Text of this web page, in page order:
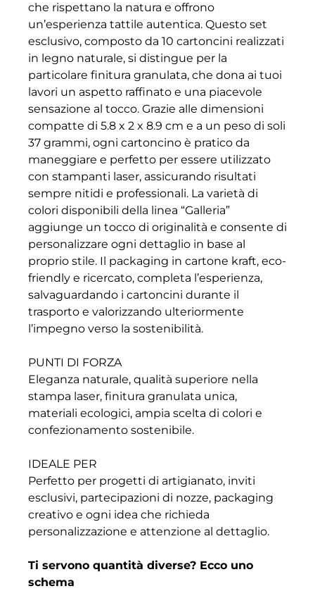
che rispettano la natura e offrono
un’esperienza tattile autentica. Questo set
esclusivo, composto da 10 cartoncini realizzati
in legno naturale, si distingue per la
particolare finitura granulata, che dona ai tuoi
lavori un aspetto raffinato e una piacevole
sensazione al tocco. Grazie alle dimensioni
compatte di 5.8 x 2 x 8.9 cm e a un peso di soli
37 grammi, ogni cartoncino è pratico da
maneggiare e perfetto per essere utilizzato
con stampanti laser, assicurando risultati
sempre nitidi e professionali. La varietà di
colori disponibili della linea “Galleria”
aggiunge un tocco di originalità e consente di
personalizzare ogni dettaglio in base al
proprio stile. Il packaging in cartone kraft, eco-
friendly e ricercato, completa l’esperienza,
salvaguardando i cartoncini durante il
trasporto e valorizzando ulteriormente
l’impegno verso la sostenibilità.
PUNTI DI FORZA
Eleganza naturale, qualità superiore nella
stampa laser, finitura granulata unica,
materiali ecologici, ampia scelta di colori e
confezionamento sostenibile.
IDEALE PER
Perfetto per progetti di artigianato, inviti
esclusivi, partecipazioni di nozze, packaging
creativo e ogni idea che richieda
personalizzazione e attenzione al dettaglio.
Ti servono quantità diverse? Ecco uno
schema